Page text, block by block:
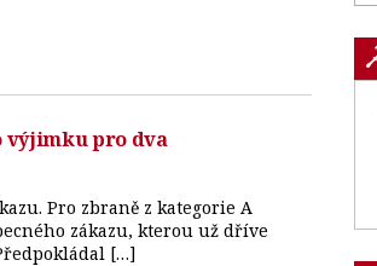
výjimku pro dva
Pro zbraně z kategorie A
zákazu, kterou už dříve
[…]